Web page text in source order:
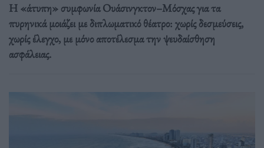
Η «άτυπη» συμφωνία Ουάσινγκτον–Μόσχας για τα
πυρηνικά μοιάζει με διπλωματικό θέατρο: χωρίς δεσμεύσεις,
χωρίς έλεγχο, με μόνο αποτέλεσμα την ψευδαίσθηση
ασφάλειας.